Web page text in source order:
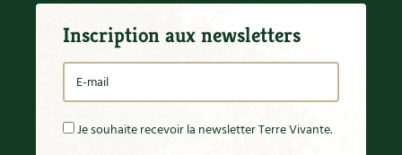
Inscription aux newsletters
Je souhaite recevoir la newsletter Terre Vivante.